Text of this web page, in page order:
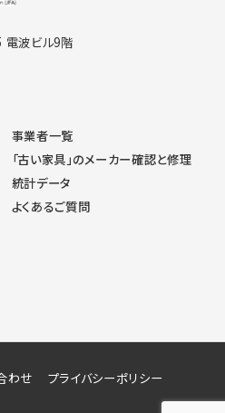
波ビル9階
事業者一覧
「古い家具」のメーカー確認と修理
統計データ
よくあるご質問
わせ
プライバシーポリシー